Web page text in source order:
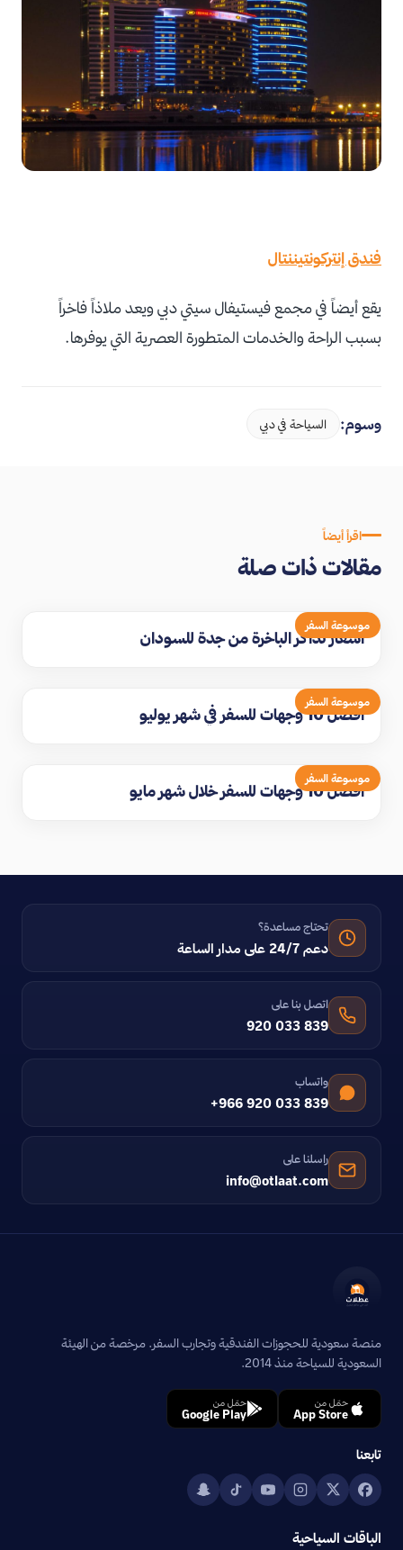
فندق إنتركونتيننتال
يقع أيضاً في مجمع فيستيفال سيتي دبي ويعد ملاذاً فاخراً
بسبب الراحة والخدمات المتطورة العصرية التي يوفرها.
وسوم: السياحة في دبي
اقرأ أيضاً
مقالات ذات صلة
موسوعة السفر
اسعار تذاكر الباخرة من جدة للسودان
موسوعة السفر
افضل 10 وجهات للسفر في شهر يوليو
موسوعة السفر
افضل 10 وجهات للسفر خلال شهر مايو
تحتاج مساعدة؟
دعم 24/7 على مدار الساعة
اتصل بنا على
920 033 839
واتساب
+966 920 033 839
راسلنا على
info@otlaat.com
منصة سعودية للحجوزات الفندقية وتجارب السفر. مرخصة من الهيئة
السعودية للسياحة منذ 2014.
حمّل من
App Store
حمّل من
Google Play
تابعنا
الباقات السياحية